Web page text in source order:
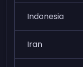
Indonesia
Iran